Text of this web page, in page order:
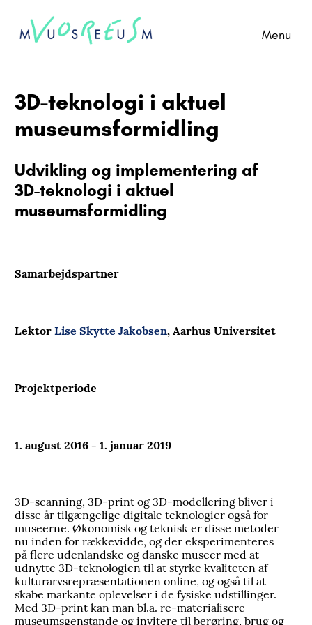
Menu
3D-teknologi i aktuel
museumsformidling
Udvikling og implementering af
3D-teknologi i aktuel
museumsformidling
Samarbejdspartner
Lektor Lise Skytte Jakobsen, Aarhus Universitet
Projektperiode
1. august 2016 - 1. januar 2019
3D-scanning, 3D-print og 3D-modellering bliver i
disse år tilgængelige digitale teknologier også for
museerne. Økonomisk og teknisk er disse metoder
nu inden for rækkevidde, og der eksperimenteres
på flere udenlandske og danske museer med at
udnytte 3D-teknologien til at styrke kvaliteten af
kulturarvsrepræsentationen online, og også til at
skabe markante oplevelser i de fysiske udstillinger.
Med 3D-print kan man bl.a. re-materialisere
museumsgenstande og invitere til berøring, brug og